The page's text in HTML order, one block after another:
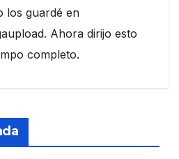
los guardé en
Ahora dirijo esto
completo.